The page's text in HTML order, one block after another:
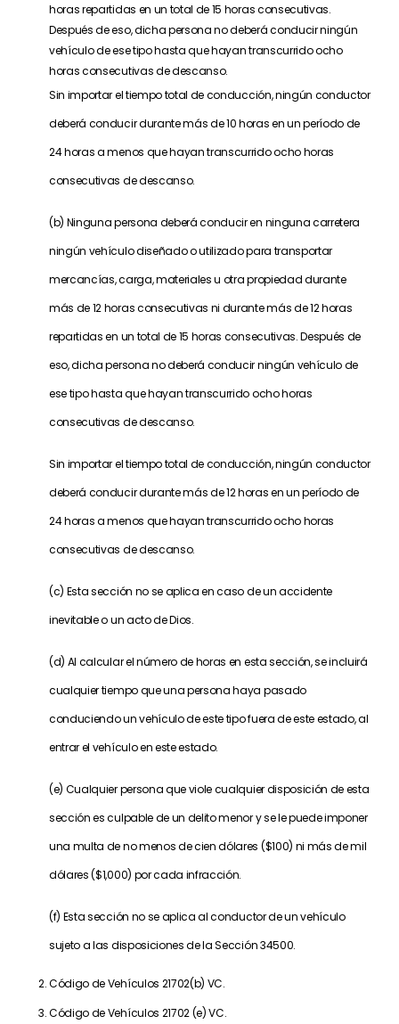
horas repartidas en un total de 15 horas consecutivas.
Después de eso, dicha persona no deberá conducir ningún
vehículo de ese tipo hasta que hayan transcurrido ocho
horas consecutivas de descanso.
Sin importar el tiempo total de conducción, ningún conductor
deberá conducir durante más de 10 horas en un período de
24 horas a menos que hayan transcurrido ocho horas
consecutivas de descanso.
(b) Ninguna persona deberá conducir en ninguna carretera
ningún vehículo diseñado o utilizado para transportar
mercancías, carga, materiales u otra propiedad durante
más de 12 horas consecutivas ni durante más de 12 horas
repartidas en un total de 15 horas consecutivas. Después de
eso, dicha persona no deberá conducir ningún vehículo de
ese tipo hasta que hayan transcurrido ocho horas
consecutivas de descanso.
Sin importar el tiempo total de conducción, ningún conductor
deberá conducir durante más de 12 horas en un período de
24 horas a menos que hayan transcurrido ocho horas
consecutivas de descanso.
(c) Esta sección no se aplica en caso de un accidente
inevitable o un acto de Dios.
(d) Al calcular el número de horas en esta sección, se incluirá
cualquier tiempo que una persona haya pasado
conduciendo un vehículo de este tipo fuera de este estado, al
entrar el vehículo en este estado.
(e) Cualquier persona que viole cualquier disposición de esta
sección es culpable de un delito menor y se le puede imponer
una multa de no menos de cien dólares ($100) ni más de mil
dólares ($1,000) por cada infracción.
(f) Esta sección no se aplica al conductor de un vehículo
sujeto a las disposiciones de la Sección 34500.
Código de Vehículos 21702(b) VC.
Código de Vehículos 21702 (e) VC.